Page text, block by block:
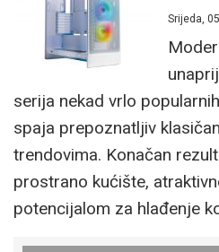
pristupačna
izgled, potencijalno vrlo dobar protok
dobre mogućnosti za instalaciju
generaciju matičnih ploča priključcima
riješeno provlačenje kabela
MINUS kvaliteta
robusna konstrukcija, dolazi bez
dodir, smještaj priključaka s donje
Srijeda,
serija nekad vrlo
spaja prepoznatljiv
trendovima. Konačan
prostrano kućište,
potencijalom za hlađenje